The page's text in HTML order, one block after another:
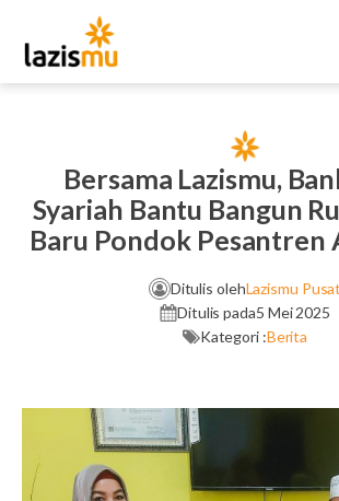
Bersama Lazismu,
Syariah Bantu Bangun
Baru Pondok Pesantren
Ditulis olehLazismu Pusat
Ditulis pada5 Mei 2025
Kategori :Berita